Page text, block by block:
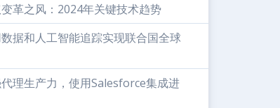
革之风：2024年关键技术趋势
据和人工智能追踪实现联合国全球
理生产力，使用Salesforce集成进